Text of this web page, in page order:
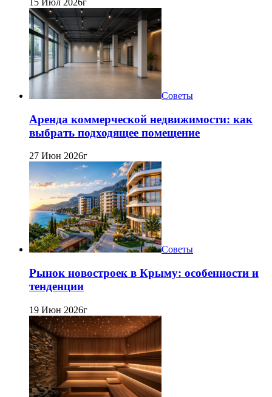
Советы
Аренда коммерческой недвижимости: как
выбрать подходящее помещение
27 Июн 2026г
Советы
Рынок новостроек в Крыму: особенности и
тенденции
19 Июн 2026г